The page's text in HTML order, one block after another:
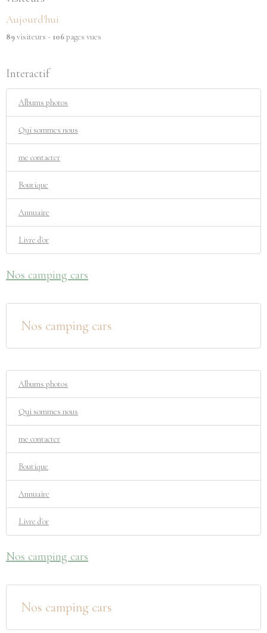
Aujourd'hui
89visiteurs - 106pages vues
Interactif
Albums photos
Qui sommes nous
me contacter
Boutique
Annuaire
Livre d'or
Nos camping cars
Nos camping cars
Albums photos
Qui sommes nous
me contacter
Boutique
Annuaire
Livre d'or
Nos camping cars
Nos camping cars